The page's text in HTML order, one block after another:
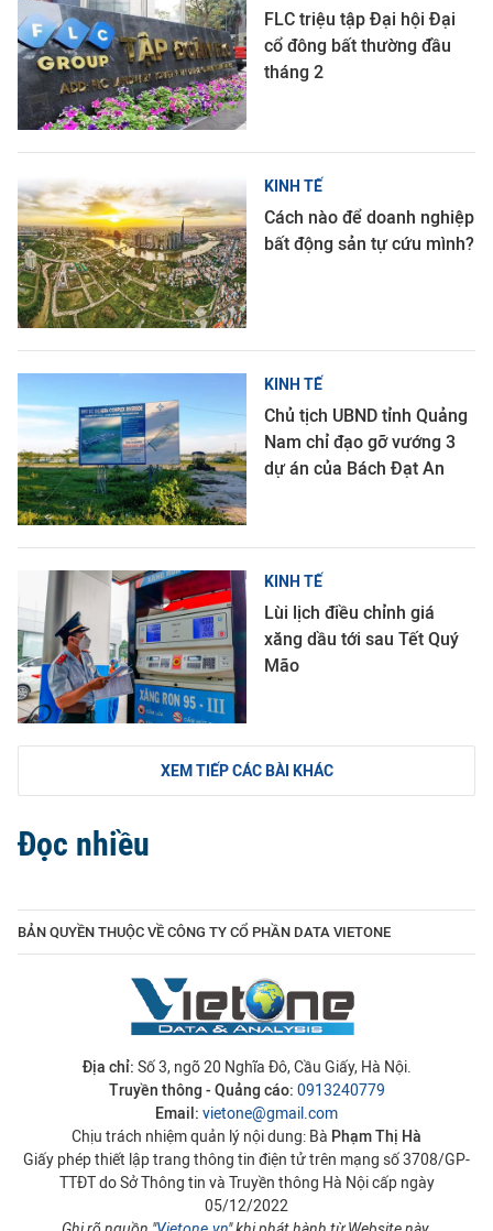
FLC triệu tập Đại hội Đại
cổ đông bất thường đầu
tháng 2
KINH TẾ
Cách nào để doanh nghiệp
bất động sản tự cứu mình?
KINH TẾ
Chủ tịch UBND tỉnh Quảng
Nam chỉ đạo gỡ vướng 3
dự án của Bách Đạt An
KINH TẾ
Lùi lịch điều chỉnh giá
xăng dầu tới sau Tết Quý
Mão
XEM TIẾP CÁC BÀI KHÁC
Đọc nhiều
BẢN QUYỀN THUỘC VỀ CÔNG TY CỔ PHẦN DATA VIETONE
Địa chỉ: Số 3, ngõ 20 Nghĩa Đô, Cầu Giấy, Hà Nội.
Truyền thông - Quảng cáo: 0913240779
Email: vietone@gmail.com
Chịu trách nhiệm quản lý nội dung: Bà Phạm Thị Hà
Giấy phép thiết lập trang thông tin điện tử trên mạng số 3708/GP-
TTĐT do Sở Thông tin và Truyền thông Hà Nội cấp ngày
05/12/2022